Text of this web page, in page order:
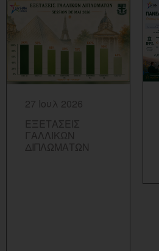
27 Ιουλ 2026
ΕΞΕΤΑΣΕΙΣ
ΓΑΛΛΙΚΩΝ
ΔΙΠΛΩΜΑΤΩΝ